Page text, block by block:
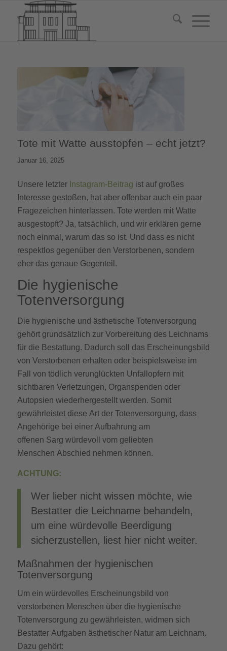
Tote mit Watte ausstopfen – echt jetzt?
Januar 16, 2025
Unsere letzter Instagram-Beitrag ist auf großes
Interesse gestoßen, hat aber offenbar auch ein paar
Fragezeichen hinterlassen. Tote werden mit Watte
ausgestopft? Ja, tatsächlich, und wir erklären gerne
noch einmal, warum das so ist. Und dass es nicht
respektlos gegenüber den Verstorbenen, sondern
eher das genaue Gegenteil.
Die hygienische
Totenversorgung
Die hygienische und ästhetische Totenversorgung
gehört grundsätzlich zur Vorbereitung des Leichnams
für die Bestattung. Dadurch soll das Erscheinungsbild
von Verstorbenen erhalten oder beispielsweise im
Fall von tödlich verunglückten Unfallopfern mit
sichtbaren Verletzungen, Organspenden oder
Autopsien wiederhergestellt werden. Somit
gewährleistet diese Art der Totenversorgung, dass
Angehörige bei einer Aufbahrung am
offenen Sarg würdevoll vom geliebten
Menschen Abschied nehmen können.
ACHTUNG:
Wer lieber nicht wissen möchte, wie
Bestatter die Leichname behandeln,
um eine würdevolle Beerdigung
sicherzustellen, liest hier nicht weiter.
Maßnahmen der hygienischen
Totenversorgung
Um ein würdevolles Erscheinungsbild von
verstorbenen Menschen über die hygienische
Totenversorgung zu gewährleisten, widmen sich
Bestatter Aufgaben ästhetischer Natur am Leichnam.
Dazu gehört: